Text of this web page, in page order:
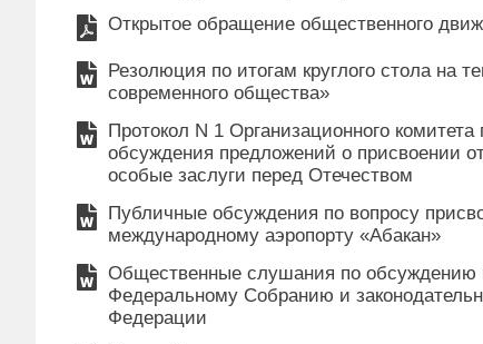
Открытое обращение общественного
Резолюция по итогам круглого стола на
современного общества»
Протокол N 1 Организационного
обсуждения предложений о присвоении
особые заслуги перед Отечеством
Публичные обсуждения по вопросу
международному аэропорту «Абакан»
Общественные слушания по обсуждению
Федеральному Собранию и
Федерации